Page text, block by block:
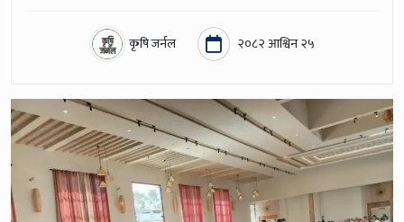
कृषि जर्नल २०८२ आश्विन २५